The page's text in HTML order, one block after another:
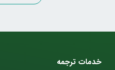
خدمات ترجمه